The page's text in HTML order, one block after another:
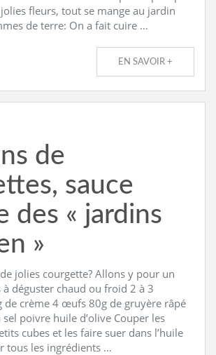
fleurs, tout se mange au jardin
de terre: On a fait cuire …
EN SAVOIR +
de
sauce
des « jardins
»
jolies courgette? Allons y pour un
déguster chaud ou froid 2 à 3
de crème 4 œufs 80g de gruyère râpé
poivre huile d’olive Couper les
cubes et les faire suer dans l’huile
tous les ingrédients …